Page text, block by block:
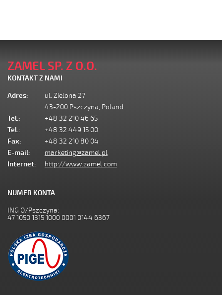
ZAMEL SP. Z O.O.
KONTAKT Z NAMI
Adres:
ul. Zielona 27
43-200 Pszczyna, Poland
Tel.:
+48 32 210 46 65
Tel.:
+48 32 449 15 00
Fax:
+48 32 210 80 04
E-mail:
marketing@zamel.pl
Internet:
http://www.zamel.com
NUMER KONTA
ING O/Pszczyna:
47 1050 1315 1000 0001 0144 6367